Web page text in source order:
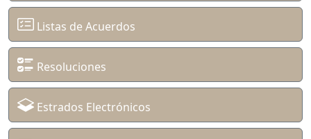
Listas de Acuerdos
Resoluciones
Estrados Electrónicos